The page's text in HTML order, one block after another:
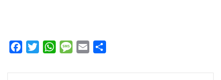
c
i
W
a
M
s
a
a